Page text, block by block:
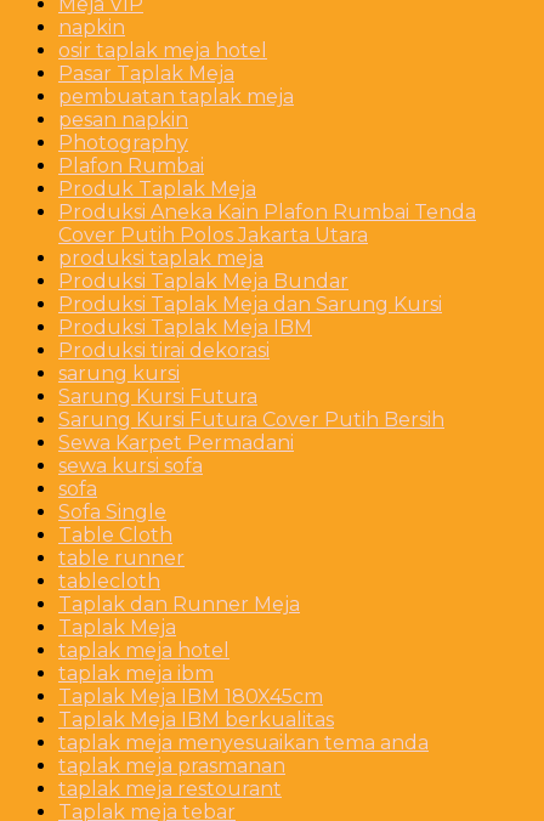
Meja VIP
napkin
osir taplak meja hotel
Pasar Taplak Meja
pembuatan taplak meja
pesan napkin
Photography
Plafon Rumbai
Produk Taplak Meja
Produksi Aneka Kain Plafon Rumbai Tenda
Cover Putih Polos Jakarta Utara
produksi taplak meja
Produksi Taplak Meja Bundar
Produksi Taplak Meja dan Sarung Kursi
Produksi Taplak Meja IBM
Produksi tirai dekorasi
sarung kursi
Sarung Kursi Futura
Sarung Kursi Futura Cover Putih Bersih
Sewa Karpet Permadani
sewa kursi sofa
sofa
Sofa Single
Table Cloth
table runner
tablecloth
Taplak dan Runner Meja
Taplak Meja
taplak meja hotel
taplak meja ibm
Taplak Meja IBM 180X45cm
Taplak Meja IBM berkualitas
taplak meja menyesuaikan tema anda
taplak meja prasmanan
taplak meja restourant
Taplak meja tebar